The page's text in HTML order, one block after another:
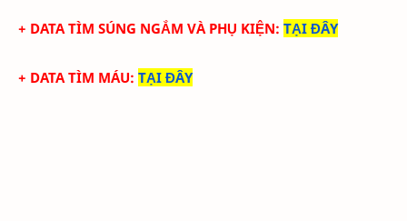
+ DATA TÌM SÚNG NGẮM VÀ PHỤ KIỆN: TẠI ĐÂY
+ DATA TÌM MÁU: TẠI ĐÂY